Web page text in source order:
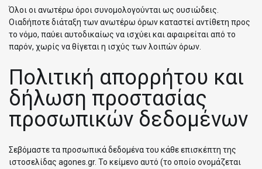
Όλοι οι ανωτέρω όροι συνομολογούνται ως ουσιώδεις.
Οιαδήποτε διάταξη των ανωτέρω όρων καταστεί αντίθετη προς
το νόμο, παύει αυτοδικαίως να ισχύει και αφαιρείται από το
παρόν, χωρίς να θίγεται η ισχύς των λοιπών όρων.
Πολιτική απορρήτου και
δήλωση προστασίας
προσωπικών δεδομένων
Σεβόμαστε τα προσωπικά δεδομένα του κάθε επισκέπτη της
ιστοσελίδας agones.gr. Το κείμενο αυτό (το οποίο ονομάζεται